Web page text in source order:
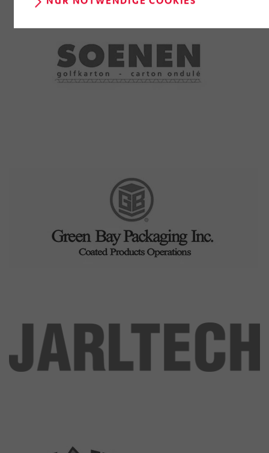
Zukunft widerrufen, indem Sie im Anschluss auf
„Einwilligung widerrufen“ klicken. Über die dortige
Schaltfläche „Einwilligung ändern“ können Sie zudem
Ihre getroffenen Einstellungen anpassen.